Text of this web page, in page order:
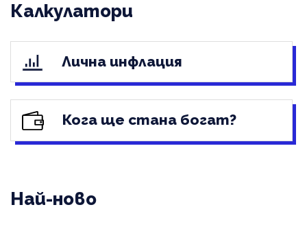
Калкулатори
Лична инфлация
Кога ще стана богат?
Най-ново